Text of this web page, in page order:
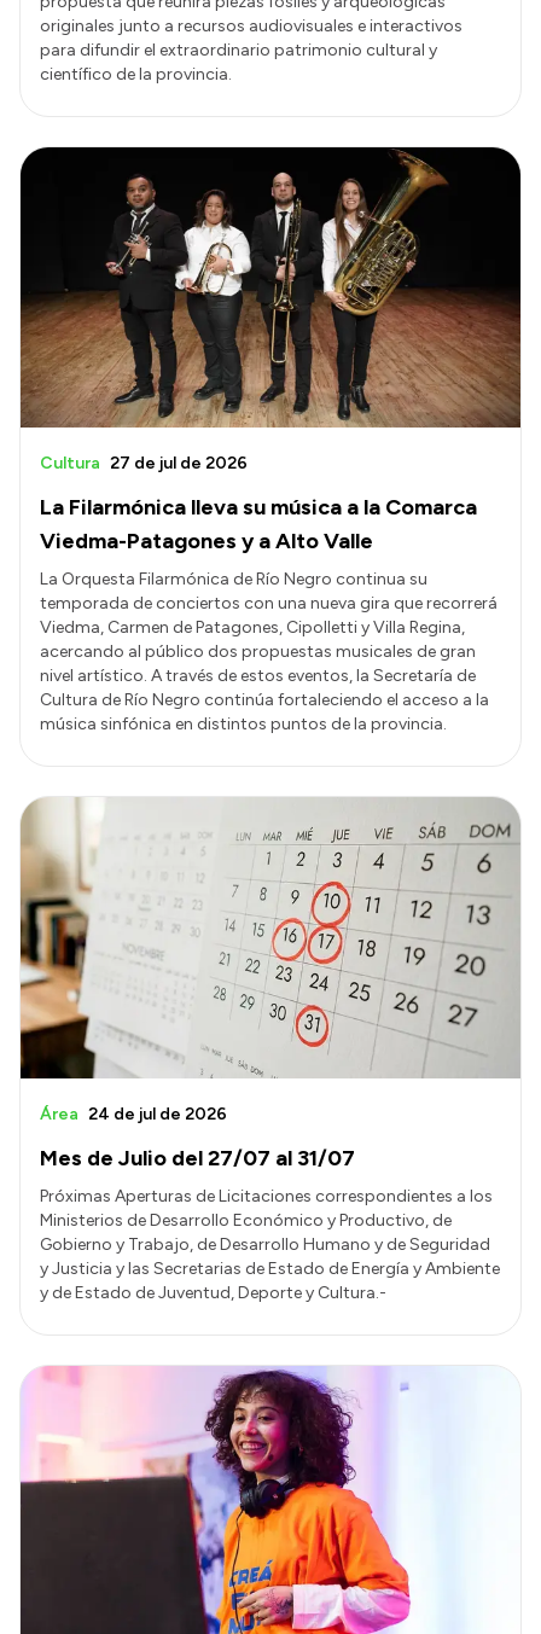
originales junto a recursos audiovisuales e interactivos
para difundir el extraordinario patrimonio cultural y
científico de la provincia.
La Filarmónica lleva su música a la Comarca
Viedma-Patagones y a Alto Valle
Cultura 27 de jul de 2026
La Orquesta Filarmónica de Río Negro continua su
temporada de conciertos con una nueva gira que recorrerá
Viedma, Carmen de Patagones, Cipolletti y Villa Regina,
acercando al público dos propuestas musicales de gran
nivel artístico. A través de estos eventos, la Secretaría de
Cultura de Río Negro continúa fortaleciendo el acceso a la
música sinfónica en distintos puntos de la provincia.
Mes de Julio del 27/07 al 31/07
Área 24 de jul de 2026
Próximas Aperturas de Licitaciones correspondientes a los
Ministerios de Desarrollo Económico y Productivo, de
Gobierno y Trabajo, de Desarrollo Humano y de Seguridad
y Justicia y las Secretarias de Estado de Energía y Ambiente
y de Estado de Juventud, Deporte y Cultura.-